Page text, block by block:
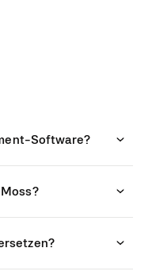
Software?